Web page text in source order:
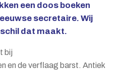
een doos boeken
secretaire. Wij
dat maakt.
bij
en de verflaag barst. Antiek